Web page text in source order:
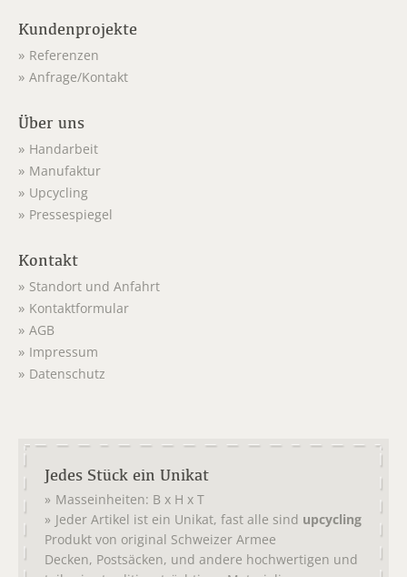
Kundenprojekte
Referenzen
Anfrage/Kontakt
Über uns
Handarbeit
Manufaktur
Upcycling
Pressespiegel
Kontakt
Standort und Anfahrt
Kontaktformular
AGB
Impressum
Datenschutz
Jedes Stück ein Unikat
Masseinheiten: B x H x T
Jeder Artikel ist ein Unikat, fast alle sind upcycling
Produkt von original Schweizer Armee
Decken, Postsäcken, und andere hochwertigen und